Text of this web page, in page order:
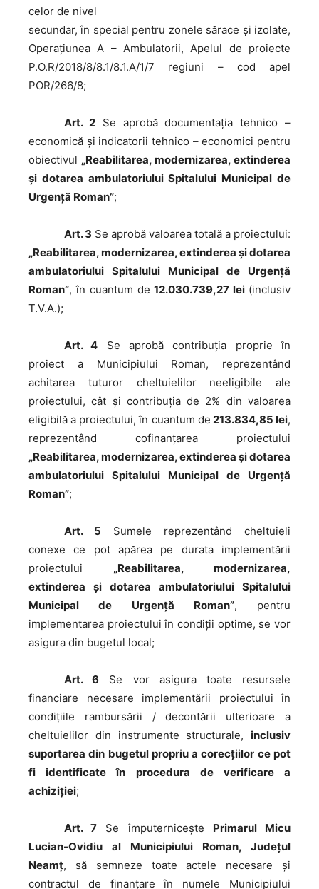
celor de nivel
secundar, în special pentru zonele sărace și izolate,
Operațiunea A – Ambulatorii, Apelul de proiecte
P.O.R/2018/8/8.1/8.1.A/1/7 regiuni – cod apel
POR/266/8;
Art. 2Se aprobă documentaţia tehnico –
economică şi indicatorii tehnico – economici pentru
obiectivul „Reabilitarea, modernizarea, extinderea
şi dotarea ambulatoriului Spitalului Municipal de
Urgenţă Roman”;
Art. 3 Se aprobă valoarea totală a proiectului:
„Reabilitarea, modernizarea, extinderea şi dotarea
ambulatoriului Spitalului Municipal de Urgenţă
Roman”, în cuantum de12.030.739,27 lei (inclusiv
T.V.A.);
Art. 4 Se aprobă contribuţia proprie în
proiect a Municipiului Roman, reprezentând
achitarea tuturor cheltuielilor neeligibile ale
proiectului, cât şi contribuţia de 2% din valoarea
eligibilă a proiectului, în cuantum de 213.834,85 lei,
reprezentând cofinanţarea proiectului
„Reabilitarea, modernizarea, extinderea şi dotarea
ambulatoriului Spitalului Municipal de Urgenţă
Roman”;
Art. 5 Sumele reprezentând cheltuieli
conexe ce pot apărea pe durata implementării
proiectului „Reabilitarea, modernizarea,
extinderea şi dotarea ambulatoriului Spitalului
Municipal de Urgenţă Roman”, pentru
implementarea proiectului în condiţii optime, se vor
asigura din bugetul local;
Art. 6 Se vor asigura toate resursele
financiare necesare implementării proiectului în
condiţiile rambursării / decontării ulterioare a
cheltuielilor din instrumente structurale, inclusiv
suportarea din bugetul propriu a corecţiilor ce pot
fi identificate în procedura de verificare a
achiziţiei;
Art. 7 Se împuterniceşte Primarul Micu
Lucian-Ovidiu al Municipiului Roman, Judeţul
Neamţ, să semneze toate actele necesare şi
contractul de finanţare în numele Municipiului